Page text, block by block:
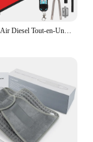
Chauffage à Air Diesel Tout-en-Un de 5000W, 12V/24V, avec Joli LCD Amélioré, Chauffage Rapide pour Garage, Montres